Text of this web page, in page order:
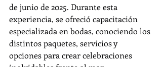
de junio de 2025. Durante esta
experiencia, se ofreció capacitación
especializada en bodas, conociendo los
distintos paquetes, servicios y
opciones para crear celebraciones